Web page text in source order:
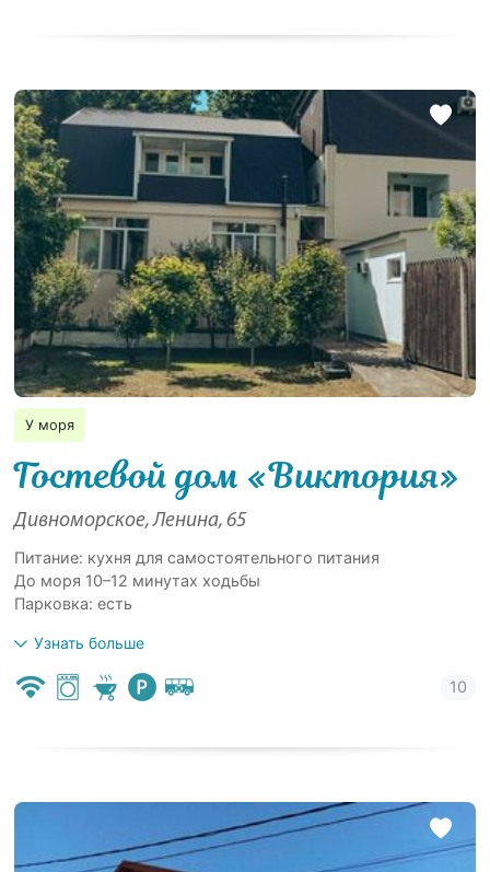
У моря
Гостевой дом «Виктория»
Дивноморское, Ленина, 65
Питание: кухня для самостоятельного питания
До моря 10–12 минутах ходьбы
Парковка: есть
Узнать больше